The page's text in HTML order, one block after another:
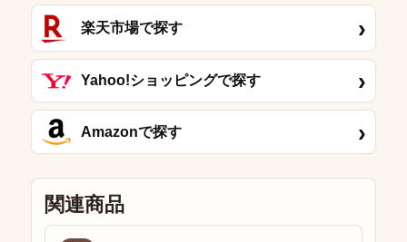
楽天市場で探す ›
Yahoo!ショッピングで探す ›
Amazonで探す ›
関連商品